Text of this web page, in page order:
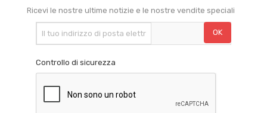
Ricevi le nostre ultime notizie e le nostre vendite speciali
Controllo di sicurezza